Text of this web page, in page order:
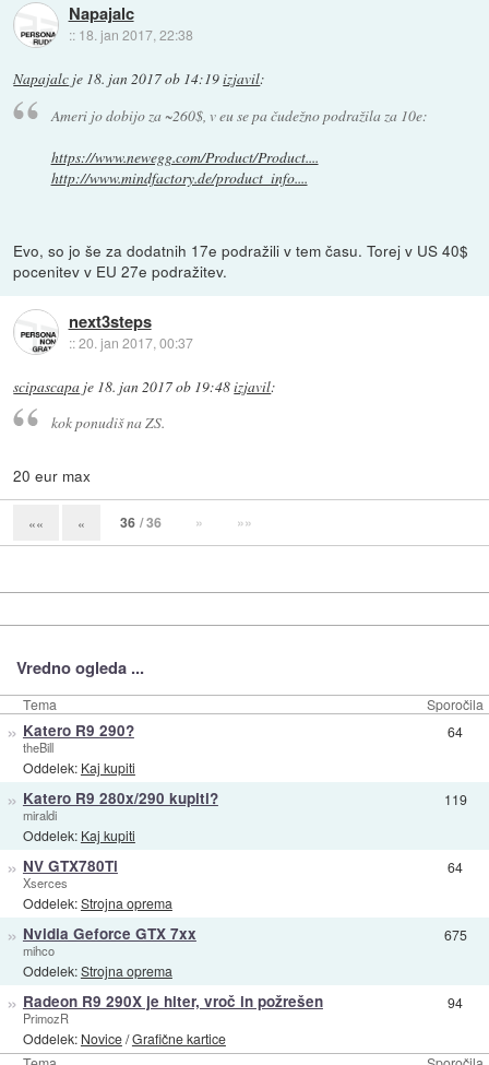
Napajalc
:: 18. jan 2017, 22:38
Napajalc je 18. jan 2017 ob 14:19izjavil:
Ameri jo dobijo za ~260$, v eu se pa čudežno podražila za 10e:
https://www.newegg.com/Product/Product....
http://www.mindfactory.de/product_info....
Evo, so jo še za dodatnih 17e podražili v tem času. Torej v US 40$
pocenitev v EU 27e podražitev.
next3steps
::20. jan 2017, 00:37
scipascapa je 18. jan 2017 ob 19:48izjavil:
kok ponudiš na ZS.
20 eur max
«« « 36 / 36 » »»
Vredno ogleda ...
Tema Sporočila
» Katero R9 290?
theBill
Oddelek: Kaj kupiti
64
» Katero R9 280x/290 kupiti?
miraldi
Oddelek: Kaj kupiti
119
» NV GTX780Ti
Xserces
Oddelek:Strojna oprema
64
» Nvidia Geforce GTX 7xx
mihco
Oddelek:Strojna oprema
675
» Radeon R9 290X je hiter, vroč in požrešen
PrimozR
Oddelek: Novice/Grafične kartice
94